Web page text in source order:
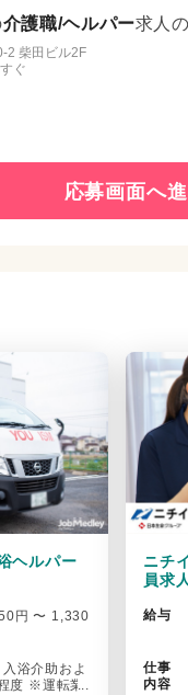
介護職/ヘルパー求人
2 柴田ビル2F
ぐ
応募画面へ
ヘルパー
円 〜 1,330
浴介助およ
度 ※運転業
ニチ
員求
給与
仕事
内容